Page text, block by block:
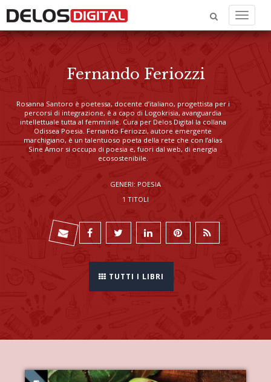
Menu
Fernando Feriozzi
Rosanna Santoro è poetessa, docente d’italiano, progettista per i
percorsi di integrazione, è a capo di Logokrisia, avanguardia
intellettuale tutta al femminile. Cura per Delos Digital la collana
Odissea Poesia. Fernando Feriozzi, autore emergente
marchigiano, è un talentuoso poeta della rete che con l’alias
Sine Amor si occupa di poesia e, fuori dal web, di energia
ecosostenibile.
GENERI: POESIA
1 TITOLI
TUTTI I LIBRI